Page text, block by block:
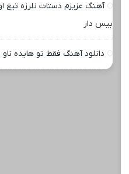
آهنگ عزیزم دستات نلرزه تیغ
بیس دار
دانلود آهنگ فقط تو هایده ناو